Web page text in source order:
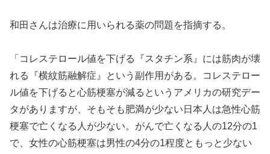
和田さんは治療に用いられる薬の問題を指摘する。
「コレステロール値を下げる『スタチン系』には筋肉が壊
れる『横紋筋融解症』という副作用がある。コレステロー
ル値を下げると心筋梗塞が減るというアメリカの研究デー
タがありますが、そもそも肥満が少ない日本人は急性心筋
梗塞で亡くなる人が少ない。がんで亡くなる人の12分の1
で、女性の心筋梗塞は男性の4分の1程度ともっと少ない